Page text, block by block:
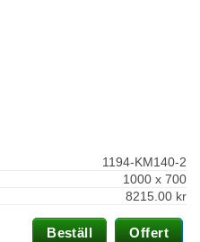
1194-KM140-2
1000 x 700
8215.00 kr
Beställ Offert